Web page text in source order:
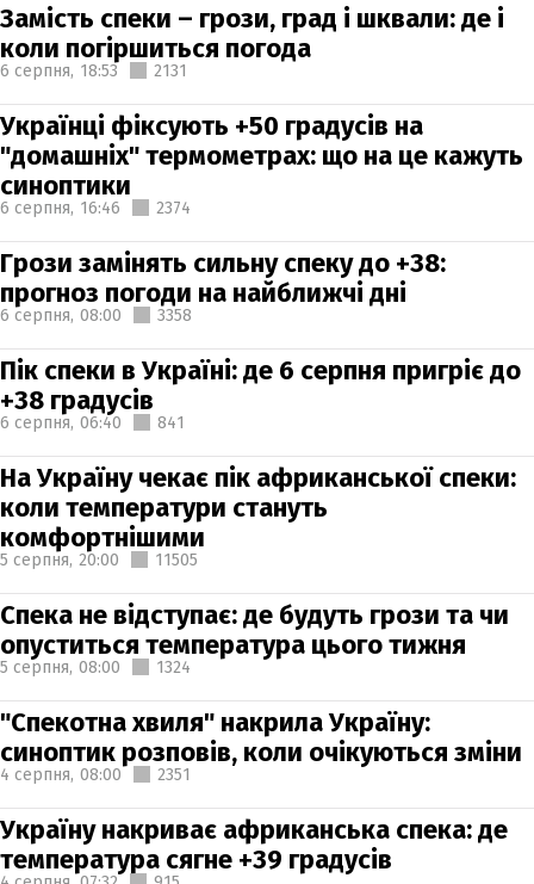
Замість спеки – грози, град і шквали: де і
коли погіршиться погода
6 серпня, 18:53 2131
Українці фіксують +50 градусів на
"домашніх" термометрах: що на це кажуть
синоптики
6 серпня, 16:46 2374
Грози замінять сильну спеку до +38:
прогноз погоди на найближчі дні
6 серпня, 08:00 3358
Пік спеки в Україні: де 6 серпня пригріє до
+38 градусів
6 серпня, 06:40 841
На Україну чекає пік африканської спеки:
коли температури стануть
комфортнішими
5 серпня, 20:00 11505
Спека не відступає: де будуть грози та чи
опуститься температура цього тижня
5 серпня, 08:00 1324
"Спекотна хвиля" накрила Україну:
синоптик розповів, коли очікуються зміни
4 серпня, 08:00 2351
Україну накриває африканська спека: де
температура сягне +39 градусів